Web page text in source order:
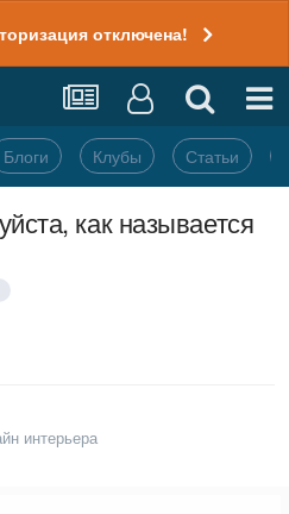
отключена!
Блоги Клубы Статьи
как называется
интерьера